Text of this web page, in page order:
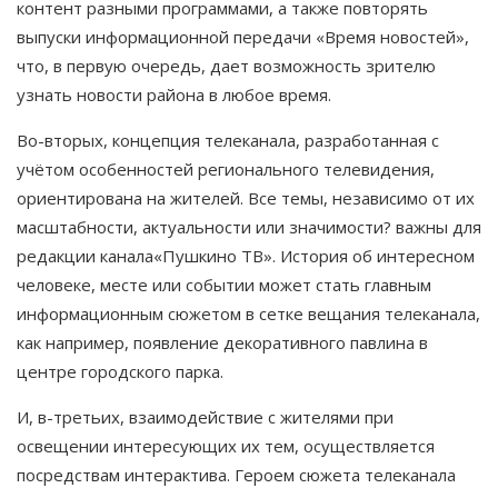
контент разными программами, а также повторять
выпуски информационной передачи «Время новостей»,
что, в первую очередь, дает возможность зрителю
узнать новости района в любое время.
Во-вторых, концепция телеканала, разработанная с
учётом особенностей регионального телевидения,
ориентирована на жителей. Все темы, независимо от их
масштабности, актуальности или значимости? важны для
редакции канала«Пушкино ТВ». История об интересном
человеке, месте или событии может стать главным
информационным сюжетом в сетке вещания телеканала,
как например, появление декоративного павлина в
центре городского парка.
И, в-третьих, взаимодействие с жителями при
освещении интересующих их тем, осуществляется
посредствам интерактива. Героем сюжета телеканала